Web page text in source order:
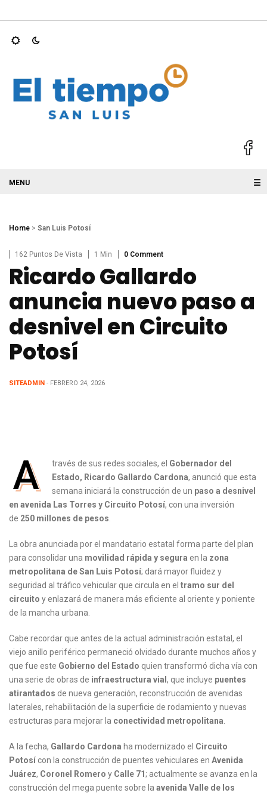
☰
Home > San Luis Potosí
162 Puntos De Vista 1 Min 0 Comment
Ricardo Gallardo
anuncia nuevo paso a
desnivel en Circuito
Potosí
SITEADMIN - FEBRERO 24, 2026
A través de sus redes sociales, el Gobernador del
Estado, Ricardo Gallardo Cardona, anunció que esta
semana iniciará la construcción de un paso a desnivel
en avenida Las Torres y Circuito Potosí, con una inversión
de 250 millones de pesos
La obra anunciada por el mandatario estatal forma parte del plan
para consolidar una movilidad rápida y segura en la zona
metropolitana de San Luis Potosí; dará mayor fluidez y
seguridad al tráfico vehicular que circula en el tramo sur del
circuito y enlazará de manera más eficiente al oriente y poniente
de la mancha urbana.
Cabe recordar que antes de la actual administración estatal, el
viejo anillo periférico permaneció olvidado durante muchos años y
que fue este Gobierno del Estado quien transformó dicha vía con
una serie de obras de infraestructura vial , que incluye puentes
atirantados de nueva generación, reconstrucción de avenidas
laterales, rehabilitación de la superficie de rodamiento y nuevas
estructuras para mejorar la conectividad metropolitana
A la fecha, Gallardo Cardona ha modernizado el Circuito
Potosícon la construcción de puentes vehiculares en Avenida
Juárez, Coronel Romero y Calle 71; actualmente se avanza en la
construcción del mega puente sobre la avenida Valle de los